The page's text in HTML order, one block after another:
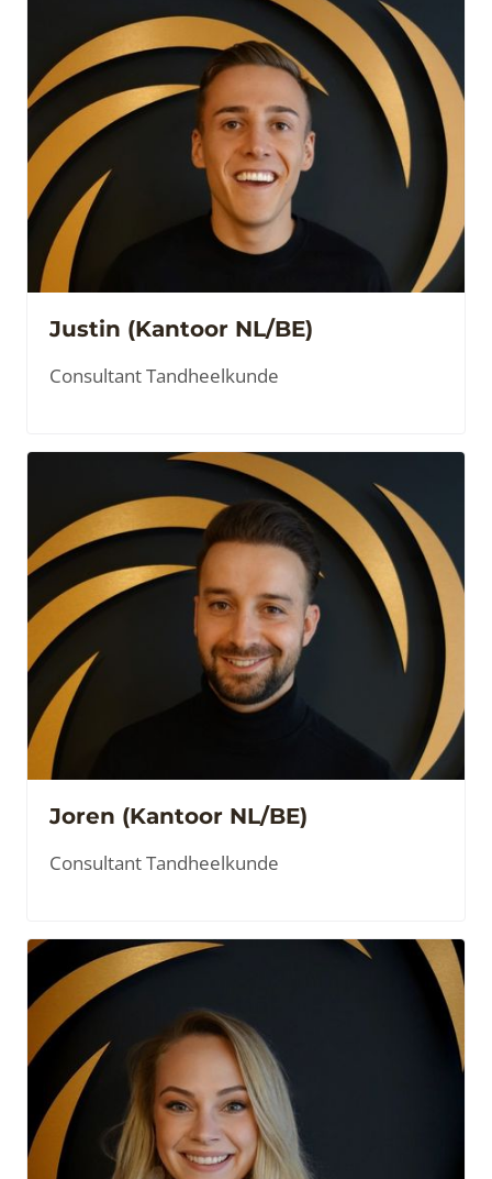
Justin (Kantoor NL/BE)
Consultant Tandheelkunde
Joren (Kantoor NL/BE)
Consultant Tandheelkunde